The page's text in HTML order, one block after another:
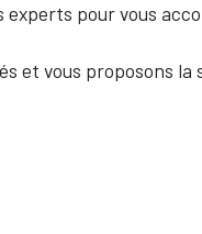
pour vous
et vous proposons la